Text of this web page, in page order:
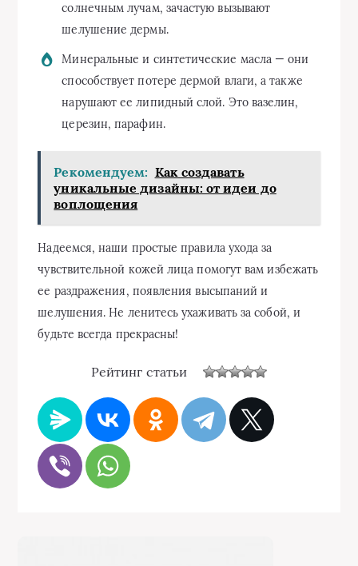
солнечным лучам, зачастую вызывают
шелушение дермы.
Минеральные и синтетические масла — они
способствует потере дермой влаги, а также
нарушают ее липидный слой. Это вазелин,
церезин, парафин.
Рекомендуем: Как создавать
уникальные дизайны: от идеи до
воплощения
Надеемся, наши простые правила ухода за
чувствительной кожей лица помогут вам избежать
ее раздражения, появления высыпаний и
шелушения. Не ленитесь ухаживать за собой, и
будьте всегда прекрасны!
Рейтинг статьи